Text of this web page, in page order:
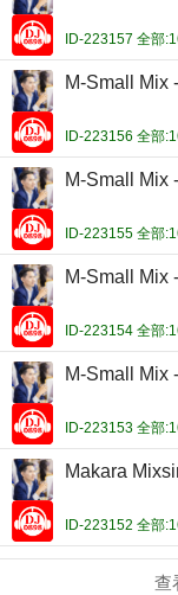
ID-223157 全部
M-Small Mix
ID-223156 全部
M-Small Mix
ID-223155 全部
M-Small Mix
ID-223154 全部
M-Small Mix
ID-223153 全部
Makara
ID-223152 全部
查